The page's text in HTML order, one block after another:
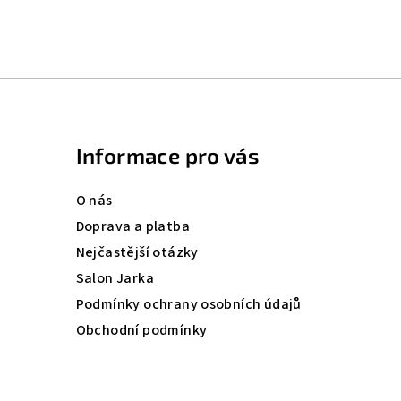
Informace pro vás
O nás
Doprava a platba
Nejčastější otázky
Salon Jarka
Podmínky ochrany osobních údajů
Obchodní podmínky